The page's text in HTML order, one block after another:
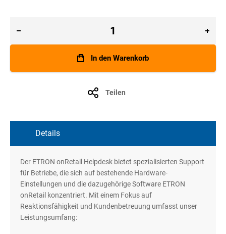
In den Warenkorb
Teilen
Details
Der ETRON onRetail Helpdesk bietet spezialisierten Support
für Betriebe, die sich auf bestehende Hardware-
Einstellungen und die dazugehörige Software ETRON
onRetail konzentriert. Mit einem Fokus auf
Reaktionsfähigkeit und Kundenbetreuung umfasst unser
Leistungsumfang: